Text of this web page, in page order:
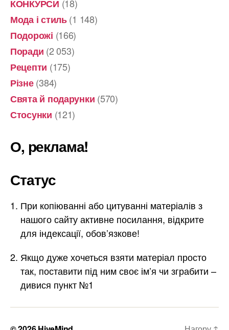
КОНКУРСИ (18)
Мода і стиль(1 148)
Подорожі (166)
Поради (2 053)
Рецепти (175)
Різне(384)
Свята й подарунки (570)
Стосунки (121)
О, реклама!
Статус
При копіюванні або цитуванні матеріалів з
нашого сайту активне посилання, відкрите
для індексації, обов’язкове!
Якщо дуже хочеться взяти матеріал просто
так, поставити під ним своє ім’я чи зграбити –
дивися пункт №1